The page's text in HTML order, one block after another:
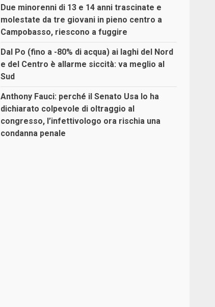
Due minorenni di 13 e 14 anni trascinate e
molestate da tre giovani in pieno centro a
Campobasso, riescono a fuggire
Dal Po (fino a -80% di acqua) ai laghi del Nord
e del Centro è allarme siccità: va meglio al
Sud
Anthony Fauci: perché il Senato Usa lo ha
dichiarato colpevole di oltraggio al
congresso, l’infettivologo ora rischia una
condanna penale